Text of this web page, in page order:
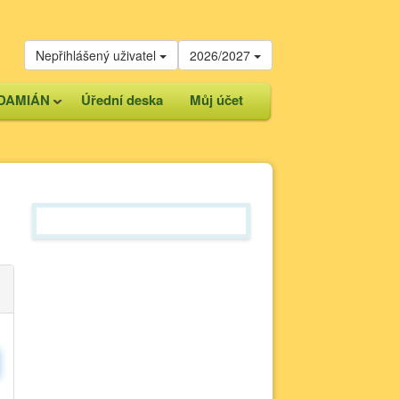
2026/2027
Nepřihlášený uživatel
Úřední deska Můj účet